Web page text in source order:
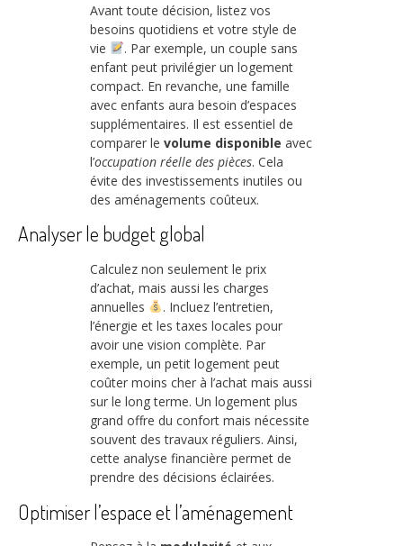
Avant toute décision, listez vos
besoins quotidiens et votre style de
vie
. Par exemple, un couple sans
enfant peut privilégier un logement
compact. En revanche, une famille
avec enfants aura besoin d’espaces
supplémentaires. Il est essentiel de
comparer le volume disponible avec
l’occupation réelle des pièces. Cela
évite des investissements inutiles ou
des aménagements coûteux.
Analyser le budget global
Calculez non seulement le prix
d’achat, mais aussi les charges
annuelles
. Incluez l’entretien,
l’énergie et les taxes locales pour
avoir une vision complète. Par
exemple, un petit logement peut
coûter moins cher à l’achat mais aussi
sur le long terme. Un logement plus
grand offre du confort mais nécessite
souvent des travaux réguliers. Ainsi,
cette analyse financière permet de
prendre des décisions éclairées.
Optimiser l’espace et l’aménagement